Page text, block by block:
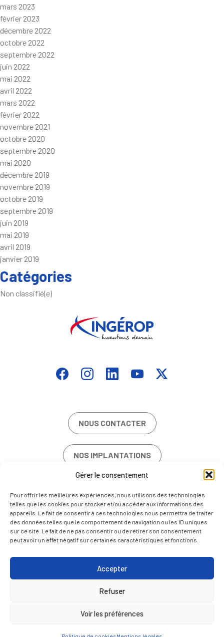
Gérer le consentement
Pour offrir les meilleures expériences, nous utilisons des technologies
telles que les cookies pour stocker et/ou accéder aux informations des
appareils. Le fait de consentir à ces technologies nous permettra de traiter
des données telles que le comportement de navigation ou les ID uniques
sur ce site. Le fait de ne pas consentir ou de retirer son consentement
peut avoir un effet négatif sur certaines caractéristiques et fonctions.
Accepter
Refuser
Voir les préférences
mars 2023
février 2023
décembre 2022
octobre 2022
septembre 2022
juin 2022
mai 2022
avril 2022
mars 2022
février 2022
novembre 2021
octobre 2020
septembre 2020
mai 2020
décembre 2019
novembre 2019
octobre 2019
septembre 2019
juin 2019
mai 2019
avril 2019
janvier 2019
Catégories
Non classifié(e)
NOUS CONTACTER
NOS IMPLANTATIONS
POLITIQUE DE COOKIES (UE)
NOUS CONTACTER